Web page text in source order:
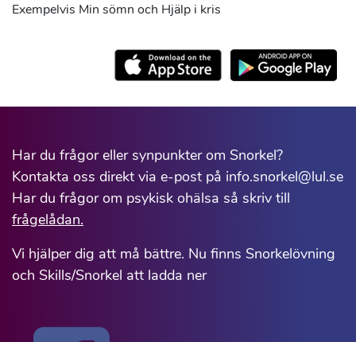
Exempelvis Min sömn och Hjälp i kris
Har du frågor eller synpunkter om Snorkel?
Kontakta oss direkt via e-post på info.snorkel@lul.se
Har du frågor om psykisk ohälsa så skriv till
frågelådan.
Vi hjälper dig att må bättre. Nu finns Snorkelövning
och Skills/Snorkel att ladda ner